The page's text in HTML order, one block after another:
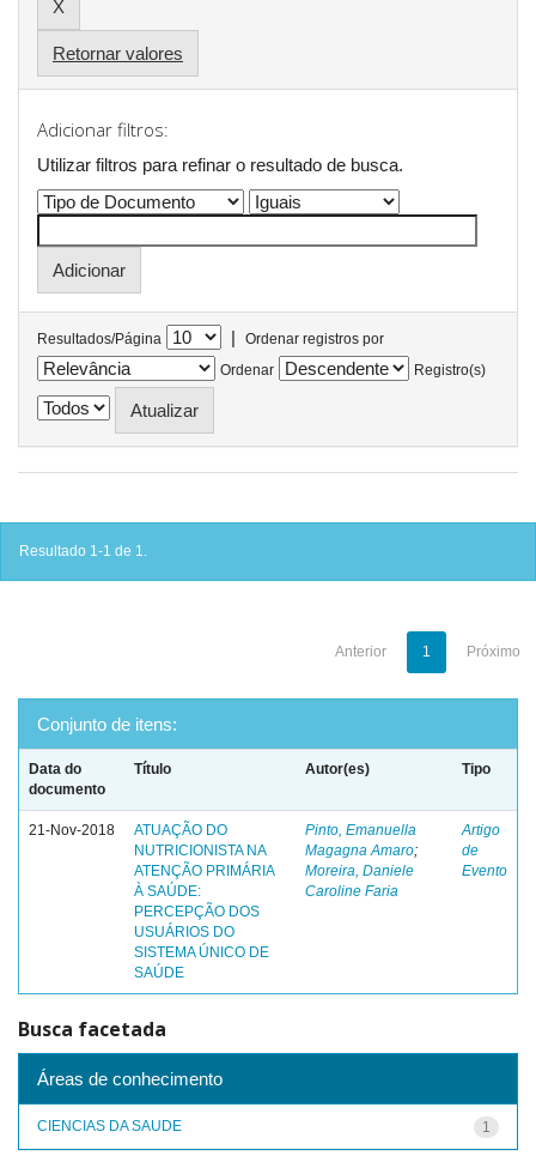
Retornar valores
Adicionar filtros:
Utilizar filtros para refinar o resultado de busca.
Resultados/Página |
Ordenar registros por
Ordenar
Registro(s)
Resultado 1-1 de 1.
Anterior 1 Próximo
Conjunto de itens:
Data do
documento
Título Autor(es) Tipo
21-Nov-2018
ATUAÇÃO DO
NUTRICIONISTA NA
ATENÇÃO PRIMÁRIA
À SAÚDE:
PERCEPÇÃO DOS
USUÁRIOS DO
SISTEMA ÚNICO DE
SAÚDE
Pinto, Emanuella
Magagna Amaro;
Moreira, Daniele
Caroline Faria
Artigo
de
Evento
Busca facetada
Áreas de conhecimento
1
CIENCIAS DA SAUDE